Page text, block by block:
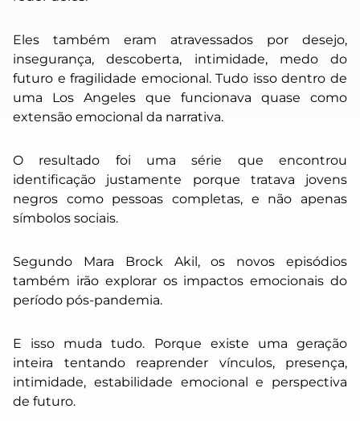
Eles também eram atravessados por desejo,
insegurança, descoberta, intimidade, medo do
futuro e fragilidade emocional. Tudo isso dentro de
uma Los Angeles que funcionava quase como
extensão emocional da narrativa.
O resultado foi uma série que encontrou
identificação justamente porque tratava jovens
negros como pessoas completas, e não apenas
símbolos sociais.
Segundo Mara Brock Akil, os novos episódios
também irão explorar os impactos emocionais do
período pós-pandemia.
E isso muda tudo. Porque existe uma geração
inteira tentando reaprender vínculos, presença,
intimidade, estabilidade emocional e perspectiva
de futuro.